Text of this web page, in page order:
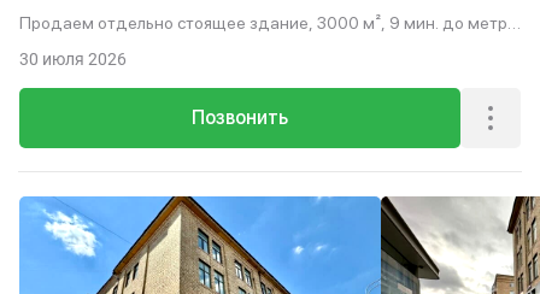
Продаем отдельно стоящее здание, 3000 м², 9 мин. до метро
Позвонить
30 июля 2026